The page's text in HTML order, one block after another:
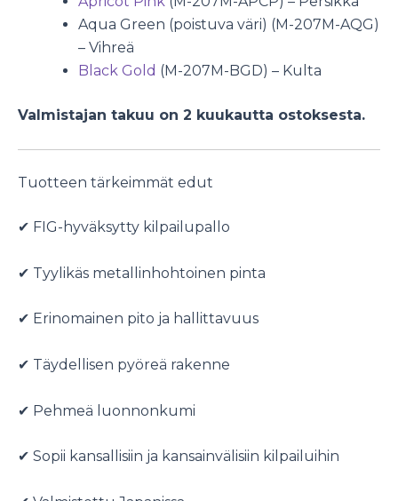
Aqua Green (poistuva väri) (M-207M-AQG)
– Vihreä
Black Gold (M-207M-BGD) – Kulta
Valmistajan takuu on 2 kuukautta ostoksesta.
Tuotteen tärkeimmät edut
✔ FIG-hyväksytty kilpailupallo
✔ Tyylikäs metallinhohtoinen pinta
✔ Erinomainen pito ja hallittavuus
✔ Täydellisen pyöreä rakenne
✔ Pehmeä luonnonkumi
✔ Sopii kansallisiin ja kansainvälisiin kilpailuihin